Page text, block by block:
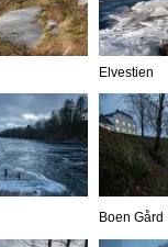
Elvestien
Boen Gård